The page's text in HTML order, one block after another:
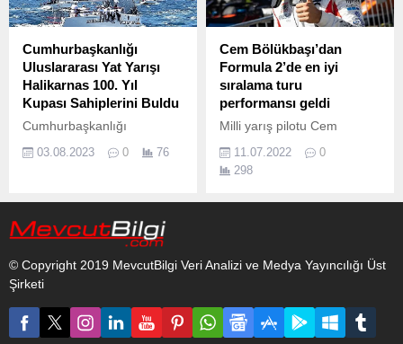
Cumhurbaşkanlığı
Uluslararası Yat Yarışı
Halikarnas 100. Yıl
Kupası Sahiplerini Buldu
Cumhurbaşkanlığı
himayelerinde bu yıl
dördüncü kez düzenlenen
etabı olan Halikarnas 100.
03.08.2023 0 76
Cem Bölükbaşı’dan
Formula 2’de en iyi
sıralama turu
performansı geldi
Milli yarış pilotu Cem
Bölükbaşı, Formula 2M
Dünya Şampiyonası’nın
sekizinci ayağında
11.07.2022
0
298
© Copyright 2019 MevcutBilgi Veri Analizi ve Medya Yayıncılığı Üst
Şirketi